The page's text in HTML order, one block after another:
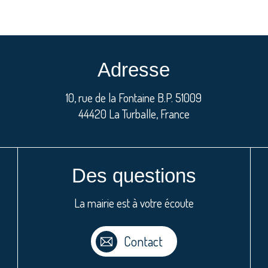
Adresse
10, rue de la Fontaine B.P. 51009
44420 La Turballe, France
Des questions
La mairie est à votre écoute
Contact